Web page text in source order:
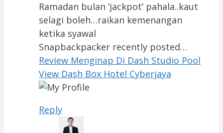
Ramadan bulan ‘jackpot’ pahala..kaut
selagi boleh…raikan kemenangan
ketika syawal
Snapbackpacker recently posted…
Review Menginap Di Dash Studio Pool
View Dash Box Hotel Cyberjaya
Reply